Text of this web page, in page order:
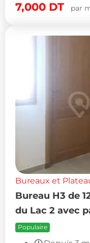
7,000 DT par
Bureaux et
Bureau H3 de
du Lac 2 avec
Populaire